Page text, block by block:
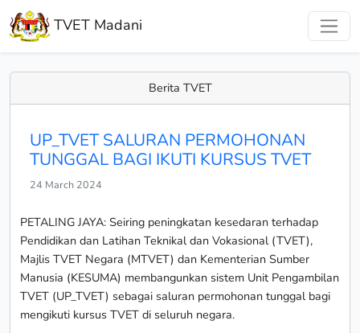
TVET Madani
Berita TVET
UP_TVET SALURAN PERMOHONAN
TUNGGAL BAGI IKUTI KURSUS TVET
24 March 2024
PETALING JAYA: Seiring peningkatan kesedaran terhadap
Pendidikan dan Latihan Teknikal dan Vokasional (TVET),
Majlis TVET Negara (MTVET) dan Kementerian Sumber
Manusia (KESUMA) membangunkan sistem Unit Pengambilan
TVET (UP_TVET) sebagai saluran permohonan tunggal bagi
mengikuti kursus TVET di seluruh negara.